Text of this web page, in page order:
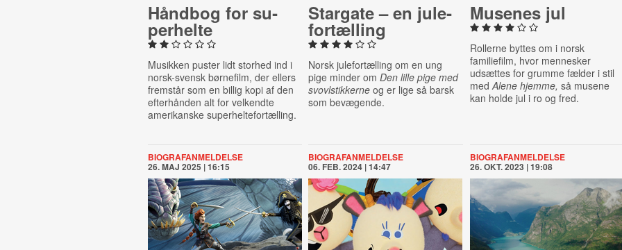
Håndbog for su­
per­hel­te
Musikken puster lidt storhed ind i
norsk-svensk børnefilm, der ellers
fremstår som en billig kopi af den
efterhånden alt for velkendte
amerikanske superheltefortælling.
Stargate – en ju­le­
for­tæl­ling
Norsk julefortælling om en ung
pige minder omDen lille pige med
svovlstikkerneog er lige så barsk
som bevægende.
Musenes jul
Rollerne byttes om i norsk
familiefilm, hvor mennesker
udsættes for grumme fælder i stil
medAlene hjemme, så musene
kan holde jul i ro og fred.
BIOGRAFANMELDELSE
26. MAJ 2025 | 16:15
BIOGRAFANMELDELSE
06. FEB. 2024 | 14:47
BIOGRAFANMELDELSE
26. OKT. 2023 | 19:08